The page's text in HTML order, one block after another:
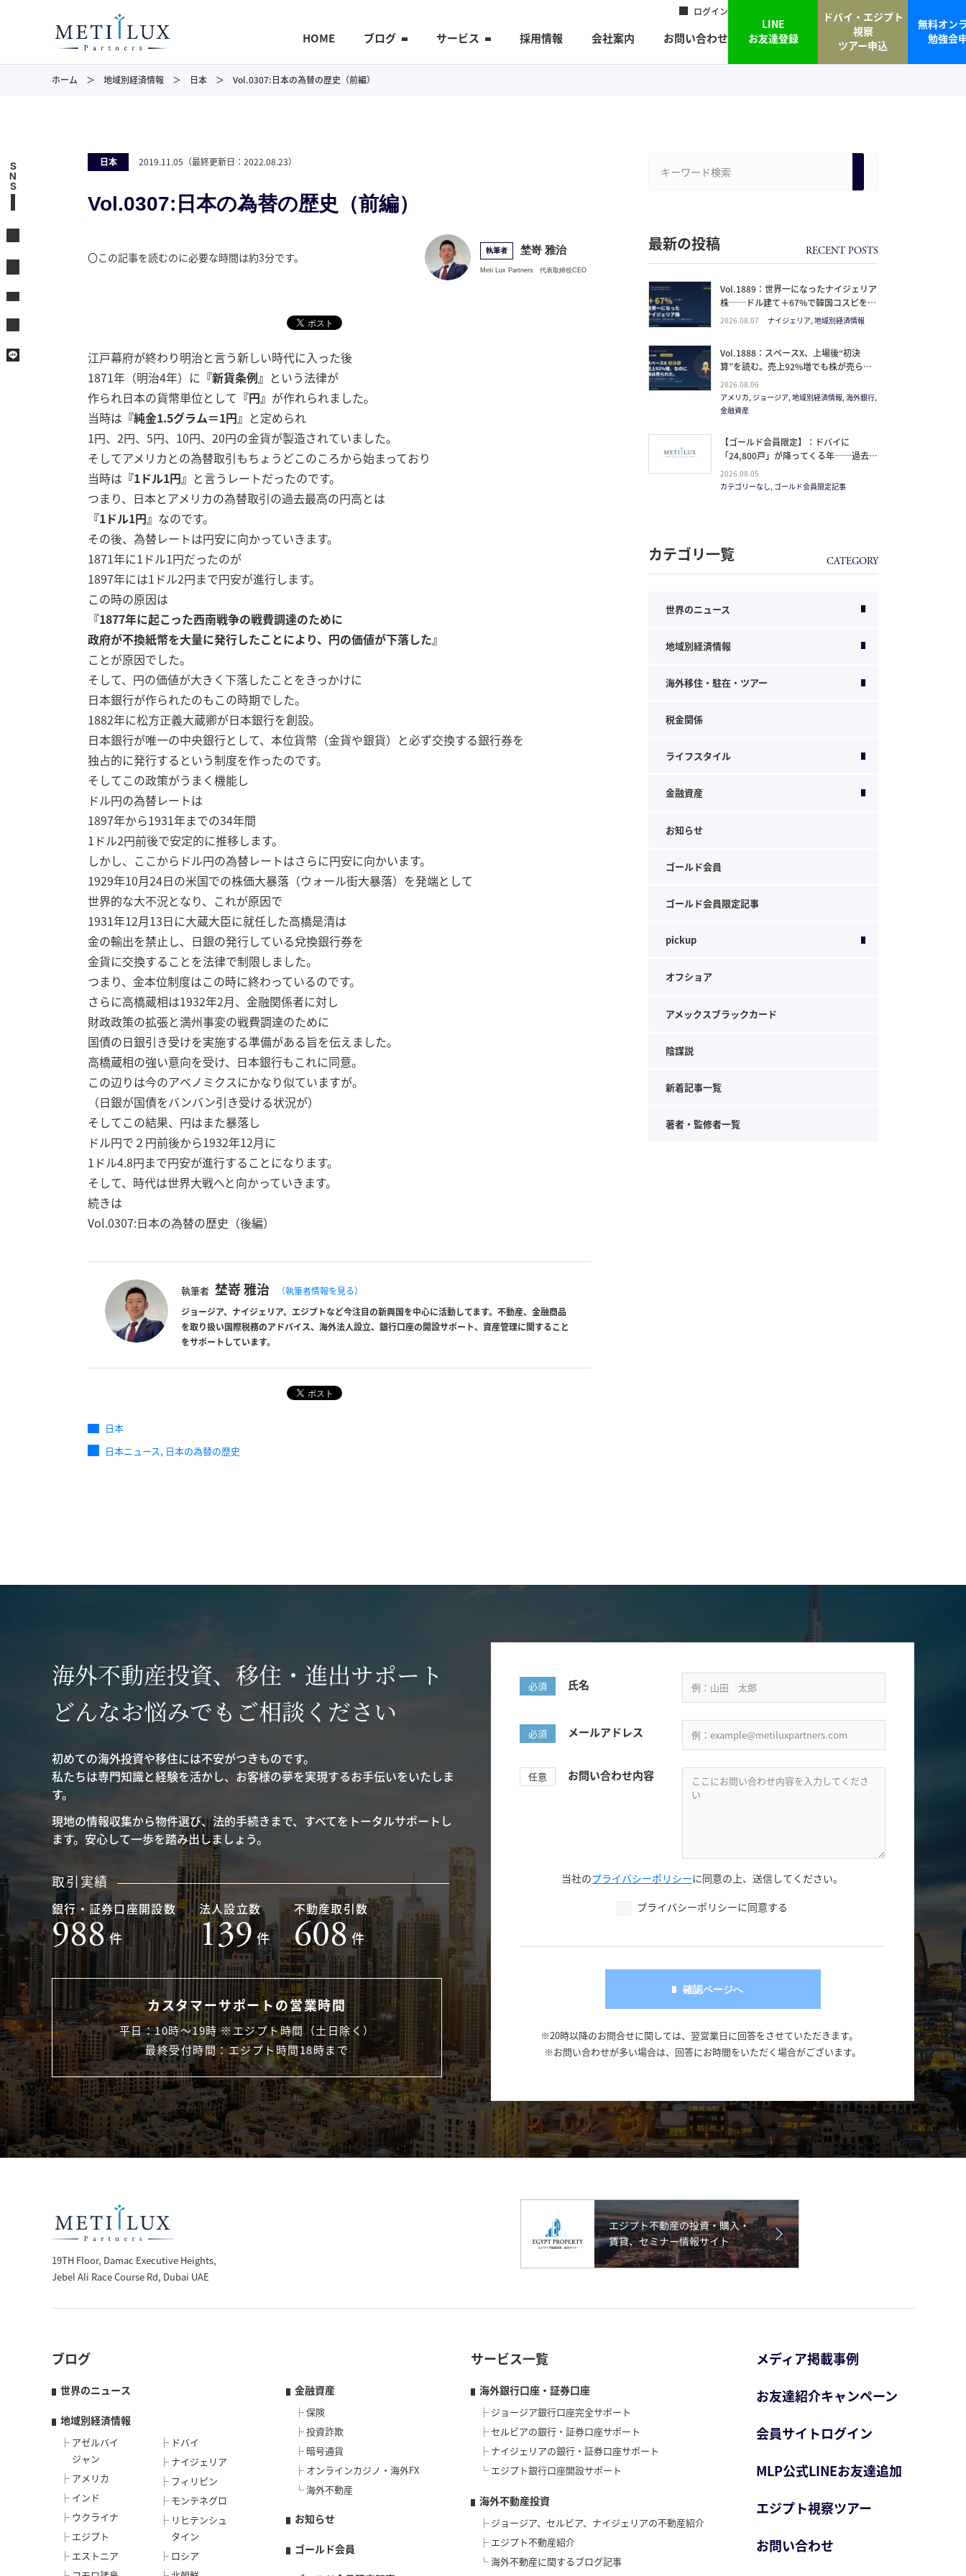
ログイン
HOME ブログ サービス 採用情報 会社案内 お問い合わせ
LINE
お友達登録
ドバイ・エジプト
視察
ツアー申込
無料オン
勉強会
ホーム 地域別経済情報 日本 Vol.0307:日本の為替の歴史（前編）
日本 2019.11.05 （最終更新日： 2022.08.23）
Vol.0307:日本の為替の歴史（前編）
〇この記事を読むのに必要な時間は約3分です。 執筆者 埜嵜 雅治
Meti Lux Partners 代表取締役CEO
江戸幕府が終わり明治と言う新しい時代に入った後
1871年（明治4年）に 『新貨条例』 という法律が
作られ日本の貨幣単位として 『円』 が作れられました。
当時は 『純金1.5グラム＝1円』 と定められ
1円、2円、5円、10円、20円の金貨が製造されていました。
そしてアメリカとの為替取引もちょうどこのころから始まっており
当時は 『1ドル1円』 と言うレートだったのです。
つまり、日本とアメリカの為替取引の過去最高の円高とは
『1ドル1円』 なのです。
その後、為替レートは円安に向かっていきます。
1871年に1ドル1円だったのが
1897年には1ドル2円まで円安が進行します。
この時の原因は
『1877年に起こった西南戦争の戦費調達のために
政府が不換紙幣を大量に発行したことにより、円の価値が下落した』
ことが原因でした。
そして、円の価値が大きく下落したことをきっかけに
日本銀行が作られたのもこの時期でした。
1882年に松方正義大蔵卿が日本銀行を創設。
日本銀行が唯一の中央銀行として、本位貨幣（金貨や銀貨）と必ず交換する銀行券を
独占的に発行するという制度を作ったのです。
そしてこの政策がうまく機能し
ドル円の為替レートは
1897年から1931年までの34年間
1ドル2円前後で安定的に推移します。
しかし、ここからドル円の為替レートはさらに円安に向かいます。
1929年10月24日の米国での株価大暴落（ウォール街大暴落）を発端として
世界的な大不況となり、これが原因で
1931年12月13日に大蔵大臣に就任した高橋是清は
金の輸出を禁止し、日銀の発行している兌換銀行券を
金貨に交換することを法律で制限しました。
つまり、金本位制度はこの時に終わっているのです。
さらに高橋蔵相は1932年2月、金融関係者に対し
財政政策の拡張と満州事変の戦費調達のために
国債の日銀引き受けを実施する準備がある旨を伝えました。
高橋蔵相の強い意向を受け、日本銀行もこれに同意。
この辺りは今のアベノミクスにかなり似ていますが。
（日銀が国債をバンバン引き受ける状況が）
そしてこの結果、円はまた暴落し
ドル円で２円前後から1932年12月に
1ドル4.8円まで円安が進行することになります。
そして、時代は世界大戦へと向かっていきます。
続きは
Vol.0307:日本の為替の歴史（後編）
執筆者 埜嵜 雅治
（執筆者情報を見る）
ジョージア、ナイジェリア、エジプトなど今注目の新興国を中心に活動してます。不動産、金融商品
を取り扱い国際税務のアドバイス、海外法人設立、銀行口座の開設サポート、資産管理に関すること
をサポートしています。
日本
日本ニュース, 日本の為替の歴史
最新の投稿
Vol.1889：世界一になったナイジェリア
株──ドル建て＋67%で韓国コスピを抜
いた理由と、日本人の乗り方
2026.08.07 ナイジェリア, 地域別経済情報
Vol.1888：スペースX、上場後“初決
算”を読む。売上92%増でも株が売られ
た本当の理由と、1.5兆ドル企業の買い
方。
2026.08.06
アメリカ, ジョージア, 地域別経済情報, 海外銀行,
金融資産
【ゴールド会員限定】：ドバイに
「24,800戸」が降ってくる年──過去
20年で最大の引き渡しラッシュと、ミサ
イルが崩した“安全神話”。2027年の供給
2026.08.05
カテゴリーなし, ゴールド会員限定記事
カテゴリ一覧
世界のニュース
地域別経済情報
海外移住・駐在・ツアー
税金関係
ライフスタイル
金融資産
お知らせ
ゴールド会員
ゴールド会員限定記事
pickup
オフショア
アメックスブラックカード
陰謀説
新着記事一覧
著者・監修者一覧
海外不動産投資、移住・進出サポート
どんなお悩みでもご相談ください
初めての海外投資や移住には不安がつきものです。
私たちは専門知識と経験を活かし、お客様の夢を実現するお手伝いをいたしま
す。
現地の情報収集から物件選び、法的手続きまで、すべてをトータルサポートし
ます。安心して一歩を踏み出しましょう。
取引実績
銀行・証券口座開設数
988件
法人設立数
139 件
不動産取引数
608件
カスタマーサポートの営業時間
平日：10時〜19時 ※エジプト時間（土日除く）
最終受付時間：エジプト時間18時まで
必須 氏名
必須 メールアドレス
任意 お問い合わせ内容
当社のプライバシーポリシーに同意の上、送信してください。
プライバシーポリシーに同意する
※20時以降のお問合せに関しては、翌営業日に回答をさせていただきます。
※お問い合わせが多い場合は、回答にお時間をいただく場合がございます。
19TH Floor, Damac Executive Heights,
Jebel Ali Race Course Rd, Dubai UAE
ブログ
世界のニュース
地域別経済情報
アゼルバイ
ジャン
アメリカ
インド
ウクライナ
エジプト
エストニア
ドバイ
ナイジェリア
フィリピン
モンテネグロ
リヒテンシュ
タイン
ロシア
金融資産
保険
投資詐欺
暗号通貨
オンラインカジノ・海外FX
海外不動産
お知らせ
ゴールド会員
サービス一覧
海外銀行口座・証券口座
ジョージア銀行口座完全サポート
セルビアの銀行・証券口座サポート
ナイジェリアの銀行・証券口座サポート
エジプト銀行口座開設サポート
海外不動産投資
ジョージア、セルビア、ナイジェリアの不動産紹介
エジプト不動産紹介
海外不動産に関するブログ記事
メディア掲載事例
お友達紹介キャンペーン
会員サイトログイン
MLP公式LINEお友達追加
エジプト視察ツアー
お問い合わせ
S
N
S